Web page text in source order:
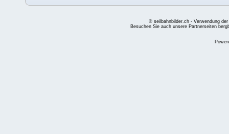
© seilbahnbilder.ch - Verwendung
Besuchen Sie auch unsere Partnerseiten